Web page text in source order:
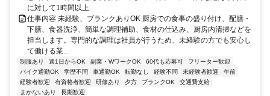
に対して1時間以上
仕事内容 未経験、ブランクありOK 厨房での食事の盛り付け、配膳・
下膳、食器洗浄、簡単な調理補助、食材の仕込み、厨房内清掃などを
担当します。専門的な調理は社員が行うため、未経験の方でも安心し
て働ける業...
制服あり 週1日からOK 副業・WワークOK 60代も応募可
フリーター歓迎
バイク通勤OK
学歴不問 車通勤OK 転勤なし 経験不問 未経験者歓迎
午前
経験者歓迎
有資格者歓迎 研修あり 夕方 ブランクOK
交通費支給
まかないあり
長期歓迎